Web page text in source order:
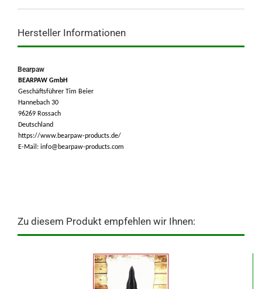
Hersteller Informationen
Bearpaw
BEARPAW GmbH
Geschäftsführer Tim Beier
Hannebach 30
96269 Rossach
Deutschland
https://www.bearpaw-products.de/
E-Mail: info@bearpaw-products.com
Zu diesem Produkt empfehlen wir Ihnen: